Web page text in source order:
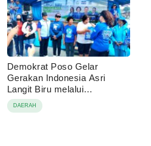
Demokrat Poso Gelar
Gerakan Indonesia Asri
Langit Biru melalui
Pembagian Sembako
DAERAH